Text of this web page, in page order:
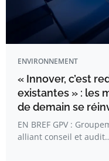
ENVIRONNEMENT
« Innover, c’est
existantes » : les
de demain se
EN BREF GPV :
alliant conseil et